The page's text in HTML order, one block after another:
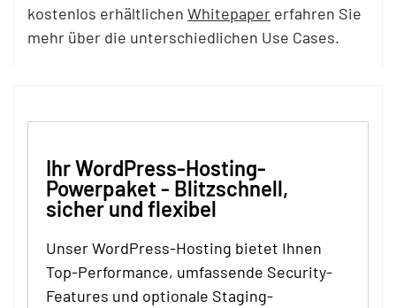
kostenlos erhältlichen Whitepaper erfahren Sie
mehr über die unterschiedlichen Use Cases.
Ihr WordPress-Hosting-
Powerpaket - Blitzschnell,
sicher und flexibel
Unser WordPress-Hosting bietet Ihnen
Top-Performance, umfassende Security-
Features und optionale Staging-